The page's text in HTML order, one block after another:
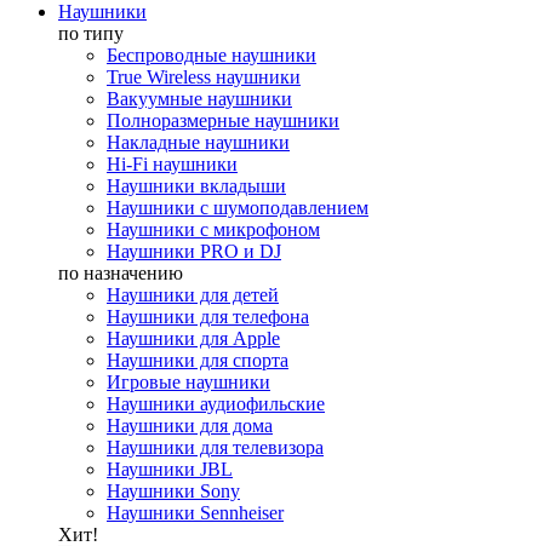
Наушники
по типу
Беспроводные наушники
True Wireless наушники
Вакуумные наушники
Полноразмерные наушники
Накладные наушники
Hi-Fi наушники
Наушники вкладыши
Наушники с шумоподавлением
Наушники с микрофоном
Наушники PRO и DJ
по назначению
Наушники для детей
Наушники для телефона
Наушники для Apple
Наушники для спорта
Игровые наушники
Наушники аудиофильские
Наушники для дома
Наушники для телевизора
Наушники JBL
Наушники Sony
Наушники Sennheiser
Хит!